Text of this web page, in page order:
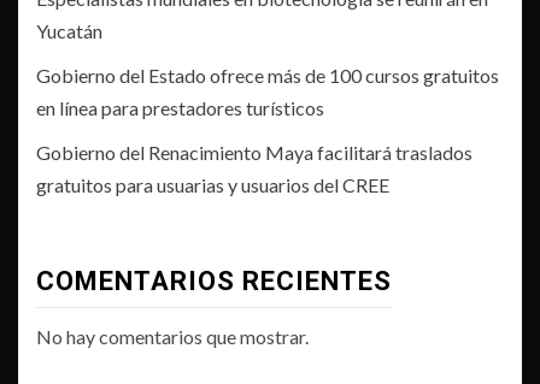
Yucatán
Gobierno del Estado ofrece más de 100 cursos gratuitos
en línea para prestadores turísticos
Gobierno del Renacimiento Maya facilitará traslados
gratuitos para usuarias y usuarios del CREE
COMENTARIOS RECIENTES
No hay comentarios que mostrar.